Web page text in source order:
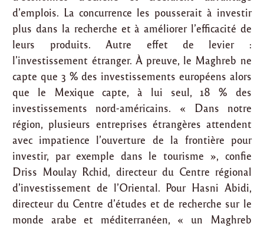
d’emplois. La concurrence les pousserait à investir
plus dans la recherche et à améliorer l’efficacité de
leurs produits. Autre effet de levier :
l’investissement étranger. À preuve, le Maghreb ne
capte que 3 % des investissements européens alors
que le Mexique capte, à lui seul, 18 % des
investissements nord-américains. « Dans notre
région, plusieurs entreprises étrangères attendent
avec impatience l’ouverture de la frontière pour
investir, par exemple dans le tourisme », confie
Driss Moulay Rchid, directeur du Centre régional
d’investissement de l’Oriental. Pour Hasni Abidi,
directeur du Centre d’études et de recherche sur le
monde arabe et méditerranéen, « un Maghreb